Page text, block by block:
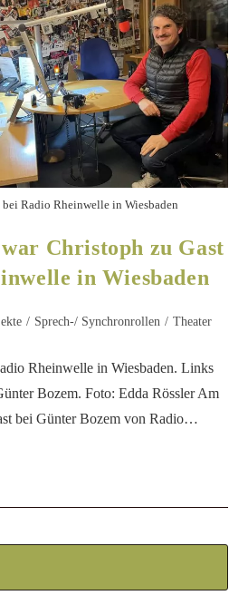
Radio Rheinwelle in Wiesbaden
Christoph zu Gast
in Wiesbaden
/ Sprech-/ Synchronrollen / Theater
Rheinwelle in Wiesbaden. Links
Bozem. Foto: Edda Rössler Am
bei Günter Bozem von Radio…